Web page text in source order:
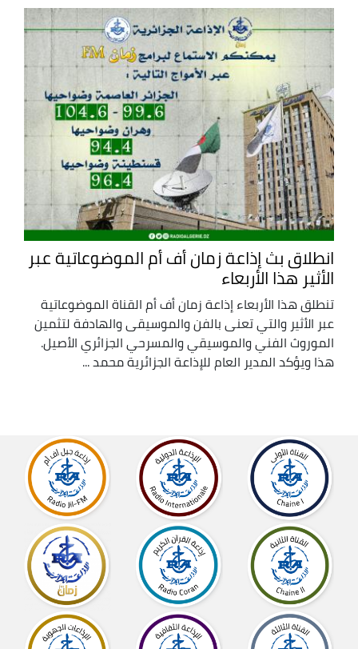
انطلاق بث إذاعة زمان أف أم الموضوعاتية عبر
الأثير هذا الأربعاء
تنطلق هذا الأربعاء إذاعة زمان أف أم القناة الموضوعاتية
عبر الأثير والتي تعنى بالفن والموسيقى والهادفة لتثمين
الموروث الفني والموسيقي والمسرحي الجزائري الأصيل.
هذا ويؤكد المدير العام للإذاعة الجزائرية محمد ...